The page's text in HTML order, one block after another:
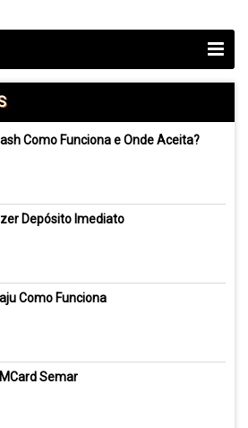
Como Funciona e Onde Aceita?
Depósito Imediato
Como Funciona
Semar